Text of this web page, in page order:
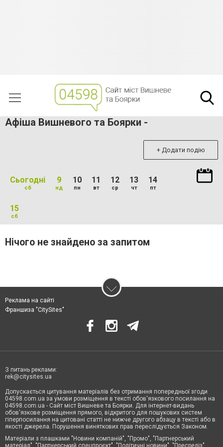
Афіша Вишневого та Боярки -
+ Додати подію
Сьогодні
сб
9
нд
10
пн
11
вт
12
ср
13
чт
14
пт
15
сб
Нічого не знайдено за запитом
Реклама на сайті
Франшиза "CitySites"
З питань реклами:
rek@citysites.ua
Допускається цитування матеріалів без отримання попередньої згоди
04598.com.ua за умови розміщення в тексті обов'язкового посилання на
04598.com.ua - Сайт міст Вишневе та Боярки. Для інтернет-видань
обов'язкове розміщення прямого, відкритого для пошукових систем
гіперпосилання на цитовані статті не нижче другого абзацу в тексті або в
якості джерела. Порушення виняткових прав переслідується Законом.
Матеріали з плашками "Новини компаній", "Промо", "Партнерський
матеріал", "Партнерський спецпроєкт", "Політичні новини", "Пресреліз",